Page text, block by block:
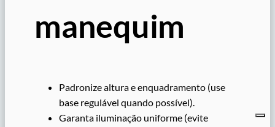
manequim
Padronize altura e enquadramento (use
base regulável quando possível).
Garanta iluminação uniforme (evite